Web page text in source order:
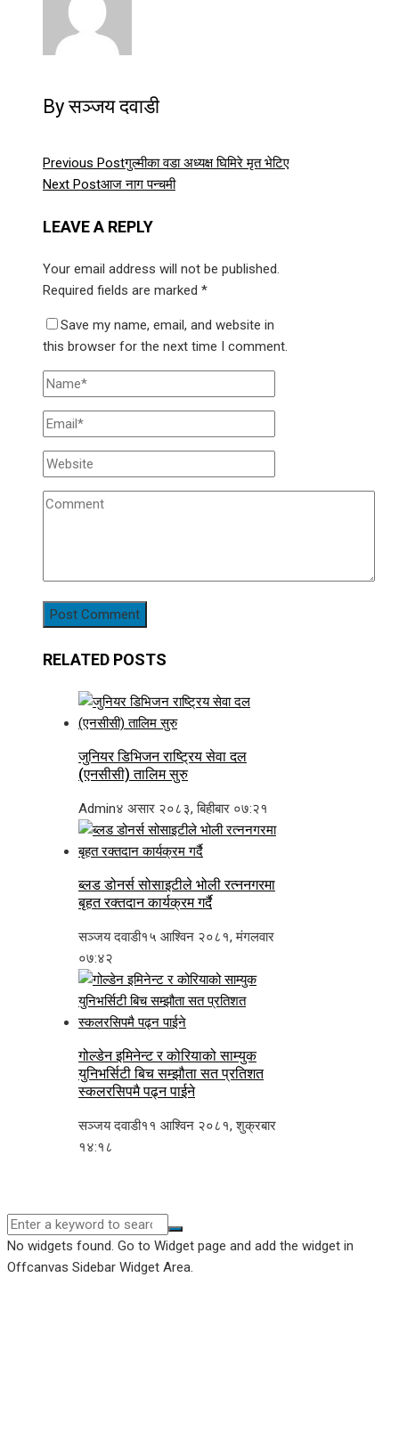
By सञ्जय दवाडी
Previous Postगुल्मीका वडा अध्यक्ष घिमिरे मृत भेटिए
Next Postआज नाग पन्चमी
LEAVE A REPLY
Your email address will not be published.
Required fields are marked *
Save my name, email, and website in
this browser for the next time I comment.
RELATED POSTS
जुनियर डिभिजन राष्ट्रिय सेवा दल
(एनसीसी) तालिम सुरु
Admin४ असार २०८३, बिहीबार ०७:२१
ब्लड डोनर्स सोसाइटीले भोली रत्ननगरमा
बृहत रक्तदान कार्यक्रम गर्दै
सञ्जय दवाडी१५ आश्विन २०८१, मंगलवार
०७:४२
गोल्डेन इमिनेन्ट र कोरियाको साम्युक
युनिभर्सिटी बिच सम्झौता सत प्रतिशत
स्कलरसिपमै पढ्न पाईने
सञ्जय दवाडी११ आश्विन २०८१, शुक्रबार
१४:१८
No widgets found. Go to Widget page and add the widget in
Offcanvas Sidebar Widget Area.